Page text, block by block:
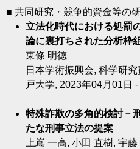
■ 共同研究・競争的資金等の
立法化時代における処罰
論に裏打ちされた分析枠
東條 明徳
日本学術振興会, 科学研
戸大学, 2023年04月01日
特殊詐欺の多角的検討－
たな刑事立法の提案
上嶌 一高, 小田 直樹, 宇